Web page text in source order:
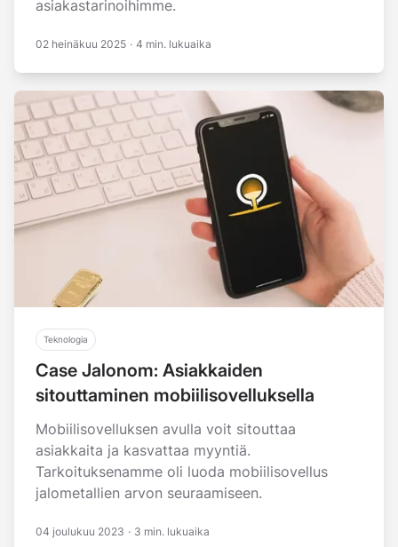
asiakastarinoihimme.
02 heinäkuu 2025 · 4 min. lukuaika
Teknologia
Case Jalonom: Asiakkaiden
sitouttaminen mobiilisovelluksella
Mobiilisovelluksen avulla voit sitouttaa
asiakkaita ja kasvattaa myyntiä.
Tarkoituksenamme oli luoda mobiilisovellus
jalometallien arvon seuraamiseen.
04 joulukuu 2023 · 3 min. lukuaika